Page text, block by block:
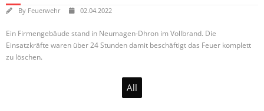
By Feuerwehr 02.04.2022
Ein Firmengebäude stand in Neumagen-Dhron im Vollbrand. Die
Einsatzkräfte waren über 24 Stunden damit beschäftigt das Feuer komplett
zu löschen.
All